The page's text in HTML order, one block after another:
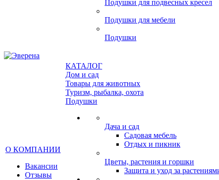
Подушки для подвесных кресел
Подушки для мебели
Подушки
О КОМПАНИИ
Вакансии
Отзывы
КАТАЛОГ
Дом и сад
Товары для животных
Туризм, рыбалка, охота
Подушки
Дача и сад
Садовая мебель
Отдых и пикник
Цветы, растения и горшки
Защита и уход за